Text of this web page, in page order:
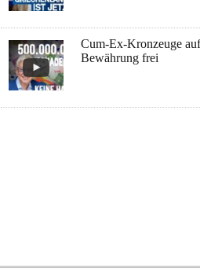
Cum-Ex-Kronzeuge
Bewährung frei